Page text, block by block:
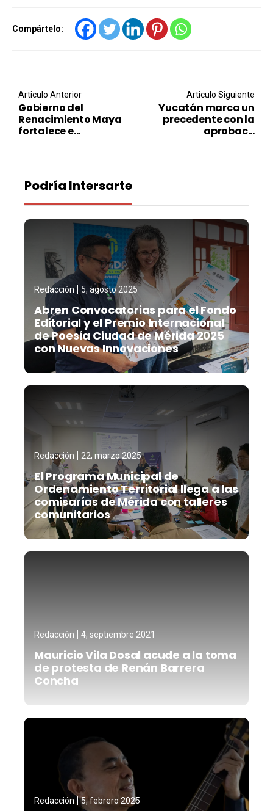
Compártelo:
Post navigation
Articulo Anterior
Gobierno del
Renacimiento Maya
fortalece e...
Articulo Siguiente
Yucatán marca un
precedente con la
aprobac...
Podría Intersarte
Redacción 5, agosto 2025
Abren Convocatorias para el Fondo
Editorial y el Premio Internacional
de Poesía Ciudad de Mérida 2025
con Nuevas Innovaciones
Redacción 22, marzo 2025
El Programa Municipal de
Ordenamiento Territorial llega a las
comisarías de Mérida con talleres
comunitarios
Redacción 4, septiembre 2021
Mauricio Vila Dosal acude a la toma
de protesta de Renán Barrera
Concha
Redacción 5, febrero 2025